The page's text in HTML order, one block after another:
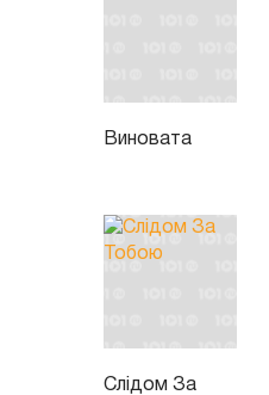
Виновата
Слідом За